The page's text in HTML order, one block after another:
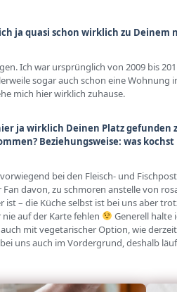
ja quasi schon wirklich zu Deinem
Ich war ursprünglich von 2009 bis
sogar auch schon eine Wohnung
mich hier wirklich zuhause.
ja wirklich Deinen Platz gefunden
Beziehungsweise: was
bei den Fleisch- und
davon, zu schmoren anstelle von
ist – die Küche selbst ist bei uns aber
auf der Karte fehlen
Generell halte
mit vegetarischer Option, wie
uns auch im Vordergrund, deshalb